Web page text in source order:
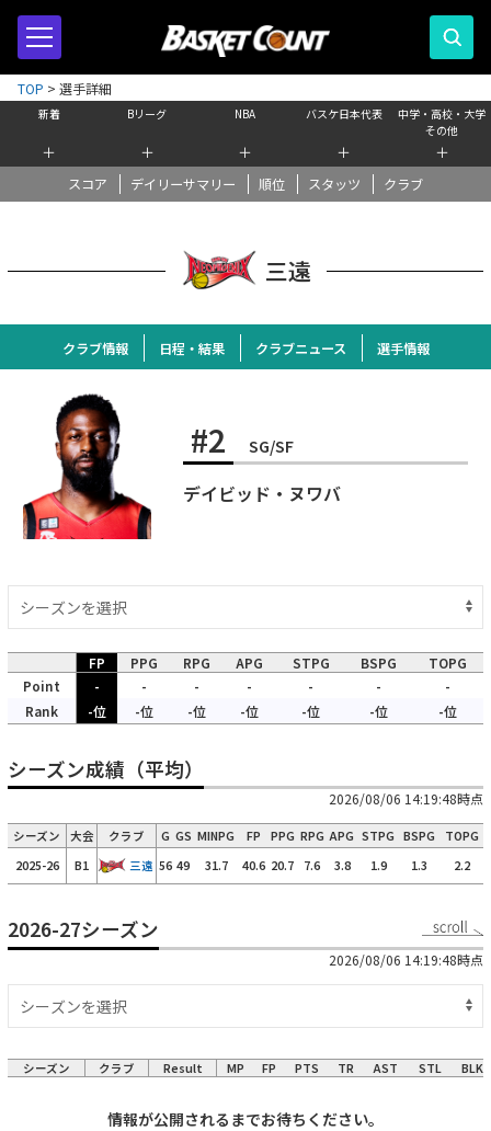
新着
＋
Bリーグ
＋
NBA
＋
バスケ日本代表
＋
中学・高校・大学
その他
＋
スコア デイリーサマリー 順位 スタッツ クラブ
TOP > 選手詳細
三遠
クラブ情報 日程・結果 クラブニュース 選手情報
#2 SG/SF
デイビッド・ヌワバ
FP PPG RPG APG STPG BSPG
TOPG
Point
- - - - - -
-
Rank
-位 -位 -位 -位 -位 -位 -位
シーズン成績（平均）
2026/08/06 14:19:48時点
シーズン 大会 クラブ G GS MINPG FP PPG RPG APG STPG BSPG
TOPG
2025-26
B1 三遠 56 49 31.7 40.6 20.7 7.6 3.8 1.9 1.3 2.2
2026-27シーズン
2026/08/06 14:19:48時点
シーズン クラブ Result MP FP PTS TR AST STL BLK
情報が公開されるまでお待ちください。